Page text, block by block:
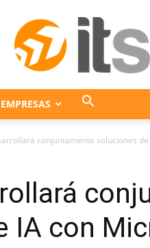
EMPRESAS
conjuntamente soluciones
IA con